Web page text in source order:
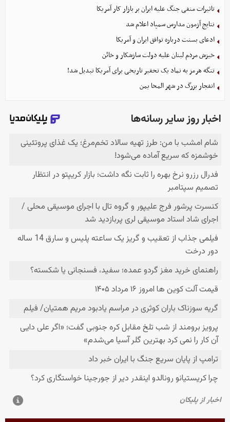
تاثیرات منفی جنگ علیه ایران بر بازار کار آمریکا
نتایج آزمون مدارس سمپاد اعلام شد
ادعای بسنت درباره توافق ایران و آمریکا
خیزش مردم لبنان علیه دولت سازشکار و خائن
تنگه هرمز به نماد یک تحقیر تاریخی برای آمریکا تبدیل شد!
انفجار بزرگ در شهر المخا یمن